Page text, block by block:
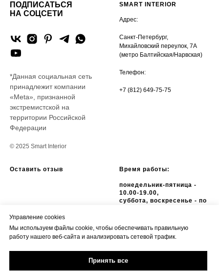
Управление cookies
Мы используем файлы cookie, чтобы обеспечивать правильную
работу нашего веб-сайта и анализировать сетевой трафик.
Принять все
ПОДПИСАТЬСЯ
НА СОЦСЕТИ
*Данная социальная сеть
принадлежит компании
«Meta», признанной
экстремистской на
территории Российской
Федерации
© 2025 Smart Interior
SMART INTERIOR
Адрес:
Санкт-Петербург,
Михайловский переулок, 7А
(метро Балтийская/Нарвская)
Телефон:
+7 (812) 649-75-75
Оставить отзыв Время работы:
понедельник-пятница -
10.00-19.00,
суббота, воскресенье - по
Политика обработки
персональных данных